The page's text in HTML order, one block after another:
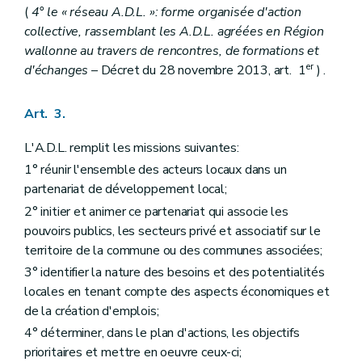
(4° le « réseau A.D.L. »: forme organisée d'action
collective, rassemblant les A.D.L. agréées en Région
wallonne au travers de rencontres, de formations et
d'échanges – Décret du 28 novembre 2013, art. 1er) .
Art. 3.
L'A.D.L. remplit les missions suivantes:
1° réunir l'ensemble des acteurs locaux dans un
partenariat de développement local;
2° initier et animer ce partenariat qui associe les
pouvoirs publics, les secteurs privé et associatif sur le
territoire de la commune ou des communes associées;
3° identifier la nature des besoins et des potentialités
locales en tenant compte des aspects économiques et
de la création d'emplois;
4° déterminer, dans le plan d'actions, les objectifs
prioritaires et mettre en oeuvre ceux-ci;